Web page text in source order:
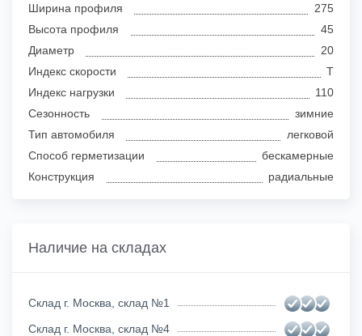
Ширина профиля
275
Высота профиля
45
Диаметр
20
Индекс скорости
T
Индекс нагрузки
110
Сезонность
зимние
Тип автомобиля
легковой
Способ герметизации
бескамерные
Конструкция
радиальные
Наличие на складах
Склад г. Москва, склад №1
Склад г. Москва, склад №4